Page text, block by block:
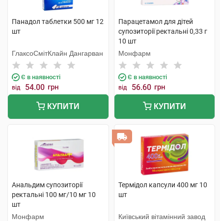
Панадол таблетки 500 мг 12
шт
ГлаксоСмітКлайн Дангарван
Є в наявності
від 54.00 грн
КУПИТИ
Парацетамол для дітей
супозиторії ректальні 0,33 г
10 шт
Монфарм
Є в наявності
від 56.60 грн
КУПИТИ
Анальдим супозиторії
ректальні 100 мг/10 мг 10
шт
Монфарм
Термідол капсули 400 мг 10
шт
Київський вітамінний завод